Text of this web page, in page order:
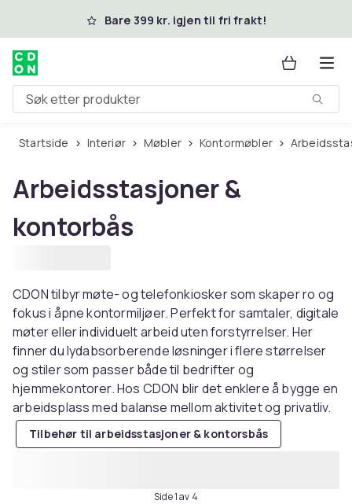
Hopp til hovedinnholdBare 399 kr. igjen til fri frakt!
Søk etter produkter
Startside Interiør Møbler Kontormøbler
Arbeidsstasjoner &
kontorbås
CDON tilbyr møte- og telefonkiosker som skaper ro og
fokus i åpne kontormiljøer. Perfekt for samtaler, digitale
møter eller individuelt arbeid uten forstyrrelser. Her
finner du lydabsorberende løsninger i flere størrelser
og stiler som passer både til bedrifter og
hjemmekontorer. Hos CDON blir det enklere å bygge en
arbeidsplass med balanse mellom aktivitet og privatliv.
Tilbehør til arbeidsstasjoner & kontorsbås
Side 1 av 4